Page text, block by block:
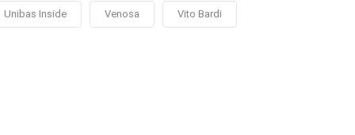
Unibas Inside Venosa Vito Bardi